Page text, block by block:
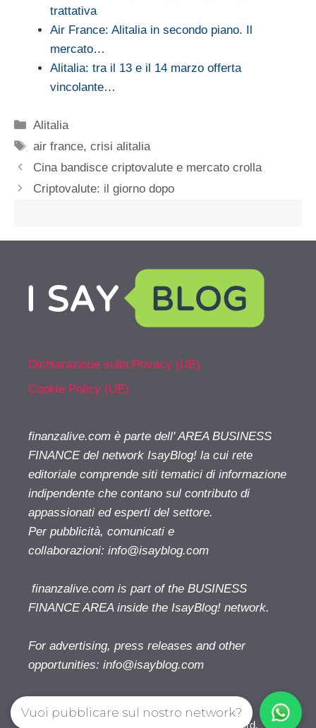
trattativa
Air France: Alitalia in secondo piano. Il
mercato…
Alitalia: tra il 13 e il 14 marzo offerta
vincolante…
Categorie
Alitalia
Tag
air france,crisi alitalia
Cina bandisce criptovalute e mercato crolla
Criptovalute: il giorno dopo
Dichiarazione sulla Privacy (UE)
Cookie Policy (UE)
finanzalive.com è parte dell' AREA BUSINESS
FINANCE del network IsayBlog! la cui rete
editoriale comprende siti tematici di informazione
indipendente che contano sul contributo di
appassionati ed esperti del settore.
Per pubblicità, comunicati e
collaborazioni: info@isayblog.com
finanzalive.com is part of the BUSINESS
FINANCE AREA inside the IsayBlog! network.
For advertising, press releases and other
opportunities: info@isayblog.com
Finanzalive.com © 2026. All right reserverd.
Vuoi pubblicare sul nostro network?